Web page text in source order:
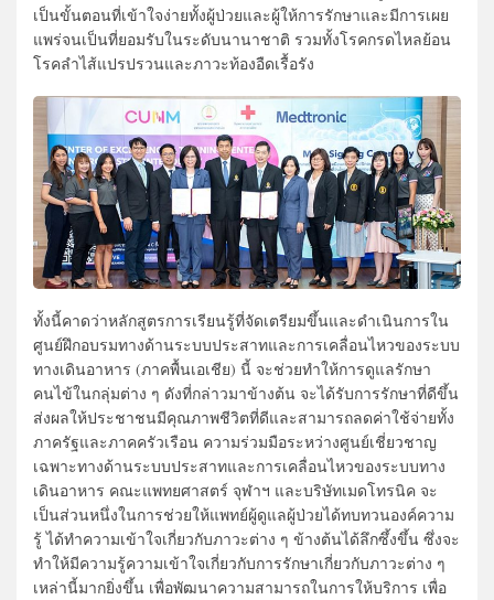
เป็นขั้นตอนที่เข้าใจง่ายทั้งผู้ป่วยและผู้ให้การรักษาและมีการเผย
แพร่จนเป็นที่ยอมรับในระดับนานาชาติ รวมทั้งโรคกรดไหลย้อน
โรคลำไส้แปรปรวนและภาวะท้องอืดเรื้อรัง
ทั้งนี้คาดว่าหลักสูตรการเรียนรู้ที่จัดเตรียมขึ้นและดำเนินการใน
ศูนย์ฝึกอบรมทางด้านระบบประสาทและการเคลื่อนไหวของระบบ
ทางเดินอาหาร (ภาคพื้นเอเชีย) นี้ จะช่วยทำให้การดูแลรักษา
คนไข้ในกลุ่มต่าง ๆ ดังที่กล่าวมาข้างต้น จะได้รับการรักษาที่ดีขึ้น
ส่งผลให้ประชาชนมีคุณภาพชีวิตที่ดีและสามารถลดค่าใช้จ่ายทั้ง
ภาครัฐและภาคครัวเรือน ความร่วมมือระหว่างศูนย์เชี่ยวชาญ
เฉพาะทางด้านระบบประสาทและการเคลื่อนไหวของระบบทาง
เดินอาหาร คณะแพทยศาสตร์ จุฬาฯ และบริษัทเมดโทรนิค จะ
เป็นส่วนหนึ่งในการช่วยให้แพทย์ผู้ดูแลผู้ป่วยได้ทบทวนองค์ความ
รู้ ได้ทำความเข้าใจเกี่ยวกับภาวะต่าง ๆ ข้างต้นได้ลึกซึ้งขึ้น ซึ่งจะ
ทำให้มีความรู้ความเข้าใจเกี่ยวกับการรักษาเกี่ยวกับภาวะต่าง ๆ
เหล่านี้มากยิ่งขึ้น เพื่อพัฒนาความสามารถในการให้บริการ เพื่อ